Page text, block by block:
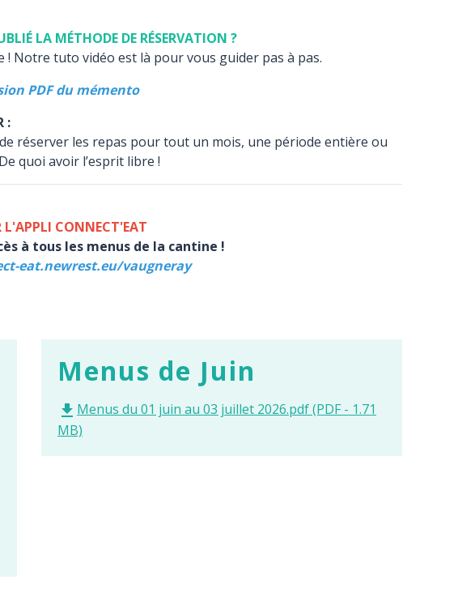
LA MÉTHODE DE RÉSERVATION ?
! Notre tuto vidéo est là pour vous guider pas à pas.
PDF du mémento
:
réserver les repas pour tout un mois, une période entière ou
quoi avoir l’esprit libre !
L'APPLI CONNECT'EAT
à tous les menus de la cantine !
eat.newrest.eu/vaugneray
Menus de Juin
file_download Menus du 01 juin au 03 juillet 2026.pdf (PDF - 1.71
MB)